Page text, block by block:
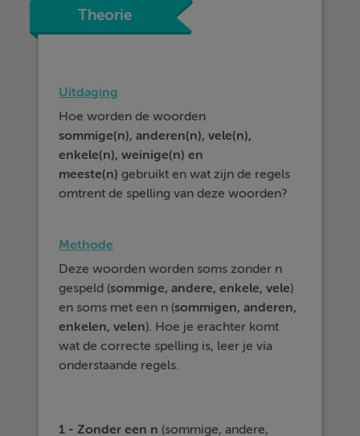
Theorie
Uitdaging
Hoe worden de woorden
sommige(n),anderen(n), vele(n),
enkele(n), weinige(n) en
meeste(n) gebruikt en wat zijn de regels
omtrent de spelling van deze woorden?
Methode
Deze woorden worden soms zonder n
gespeld (sommige, andere, enkele, vele)
en soms met een n (sommigen, anderen,
enkelen, velen). Hoe je erachter komt
wat de correcte spelling is, leer je via
onderstaande regels.
1 - Zonder een n (sommige, andere,